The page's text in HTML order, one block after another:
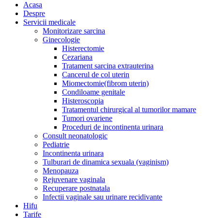
Acasa
Despre
Servicii medicale
Monitorizare sarcina
Ginecologie
Histerectomie
Cezariana
Tratament sarcina extrauterina
Cancerul de col uterin
Miomectomie(fibrom uterin)
Condiloame genitale
Histeroscopia
Tratamentul chirurgical al tumorilor mamare
Tumori ovariene
Proceduri de incontinenta urinara
Consult neonatologic
Pediatrie
Incontinenta urinara
Tulburari de dinamica sexuala (vaginism)
Menopauza
Rejuvenare vaginala
Recuperare postnatala
Infectii vaginale sau urinare recidivante
Hifu
Tarife